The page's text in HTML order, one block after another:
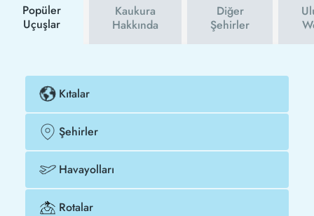
Popüler
Uçuşlar
Kaukura
Hakkında
Diğer
Şehirler
Kıtalar
Şehirler
Havayolları
Rotalar